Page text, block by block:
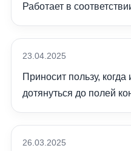
Работает в
23.04.2025
Приносит пользу,
дотянуться до полей
26.03.2025